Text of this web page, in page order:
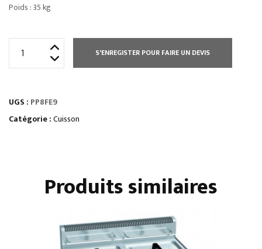
Poids : 35 kg
MIJOTAGE
SIMPLE
S'ENREGISTER POUR FAIRE UN DEVIS
UGS : PP8FE9
Catégorie :Cuisson
Produits similaires